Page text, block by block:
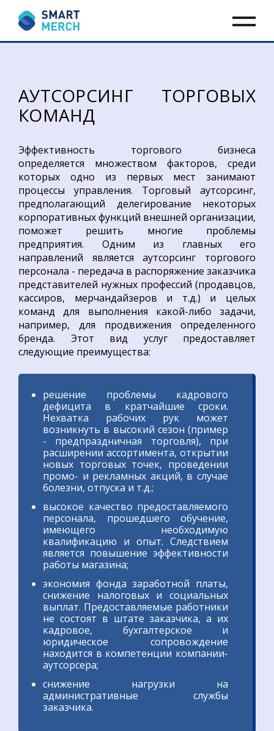
АУТСОРСИНГ ТОРГОВЫХ
КОМАНД
Эффективность торгового бизнеса
определяется множеством факторов, среди
которых одно из первых мест занимают
процессы управления. Торговый аутсорсинг,
предполагающий делегирование некоторых
корпоративных функций внешней организации,
поможет решить многие проблемы
предприятия. Одним из главных его
направлений является аутсорсинг торгового
персонала - передача в распоряжение заказчика
представителей нужных профессий (продавцов,
кассиров, мерчандайзеров и т.д.) и целых
команд для выполнения какой-либо задачи,
например, для продвижения определенного
бренда. Этот вид услуг предоставляет
следующие преимущества:
решение проблемы кадрового
дефицита в кратчайшие сроки.
Нехватка рабочих рук может
возникнуть в высокий сезон (пример
- предпраздничная торговля), при
расширении ассортимента, открытии
новых торговых точек, проведении
промо- и рекламных акций, в случае
болезни, отпуска и т.д.;
высокое качество предоставляемого
персонала, прошедшего обучение,
имеющего необходимую
квалификацию и опыт. Следствием
является повышение эффективности
работы магазина;
экономия фонда заработной платы,
снижение налоговых и социальных
выплат. Предоставляемые работники
не состоят в штате заказчика, а их
кадровое, бухгалтерское и
юридическое сопровождение
находится в компетенции компании-
аутсорсера;
снижение нагрузки на
административные службы
заказчика.